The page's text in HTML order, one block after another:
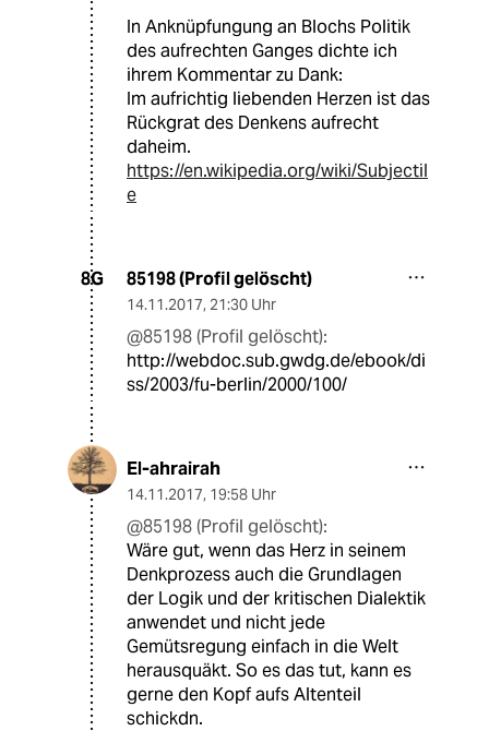
In Anknüpfungung an Blochs Politik
des aufrechten Ganges dichte ich
ihrem Kommentar zu Dank:
Im aufrichtig liebenden Herzen ist das
Rückgrat des Denkens aufrecht
daheim.
https://en.wikipedia.org/wiki/Subjectil
e
8G 85198 (Profil gelöscht)
14.11.2017, 21:30 Uhr
@85198 (Profil gelöscht):
http://webdoc.sub.gwdg.de/ebook/di
ss/2003/fu-berlin/2000/100/
El-ahrairah
14.11.2017, 19:58 Uhr
@85198 (Profil gelöscht):
Wäre gut, wenn das Herz in seinem
Denkprozess auch die Grundlagen
der Logik und der kritischen Dialektik
anwendet und nicht jede
Gemütsregung einfach in die Welt
herausquäkt. So es das tut, kann es
gerne den Kopf aufs Altenteil
schickdn.